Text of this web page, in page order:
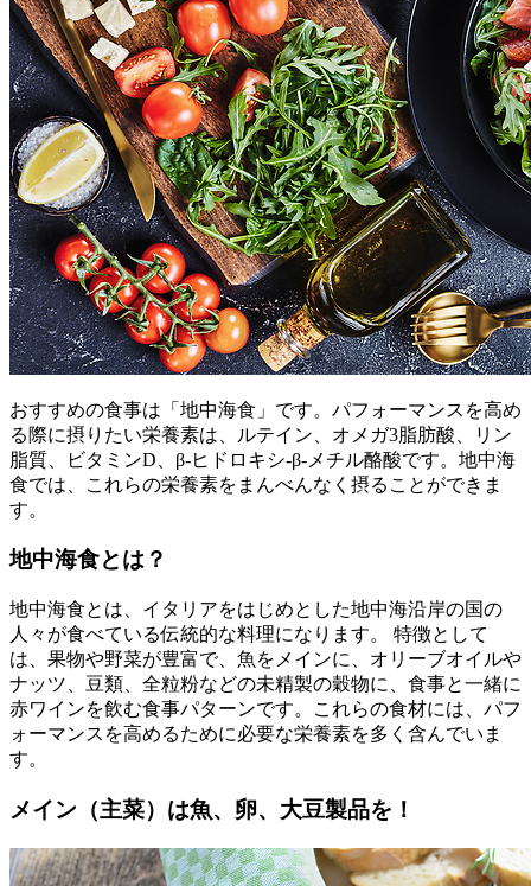
おすすめの食事は「地中海食」です。パフォーマンスを高め
る際に摂りたい栄養素は、ルテイン、オメガ3脂肪酸、リン
脂質、ビタミンD、β‐ヒドロキシ‐β‐メチル酪酸です。地中海
食では、これらの栄養素をまんべんなく摂ることができま
す。
地中海食とは？
地中海食とは、イタリアをはじめとした地中海沿岸の国の
人々が食べている伝統的な料理になります。 特徴として
は、果物や野菜が豊富で、魚をメインに、オリーブオイルや
ナッツ、豆類、全粒粉などの未精製の穀物に、食事と一緒に
赤ワインを飲む食事パターンです。これらの食材には、パフ
ォーマンスを高めるために必要な栄養素を多く含んでいま
す。
メイン（主菜）は魚、卵、大豆製品を！